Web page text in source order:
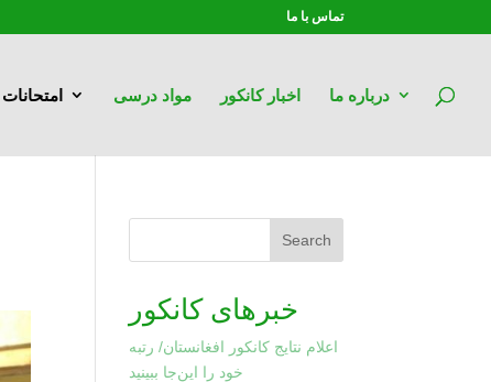
تماس با ما
امتحانات مواد درسی اخبار کانکور درباره ما
Search
خبرهای کانکور
اعلام نتایج کانکور افغانستان/ رتبه
خود را این‌جا ببینید